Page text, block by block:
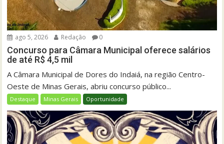
ago 5, 2026 Redação 0
Concurso para Câmara Municipal oferece salários
de até R$ 4,5 mil
A Câmara Municipal de Dores do Indaiá, na região Centro-
Oeste de Minas Gerais, abriu concurso público...
Destaque Minas Gerais Oportunidade